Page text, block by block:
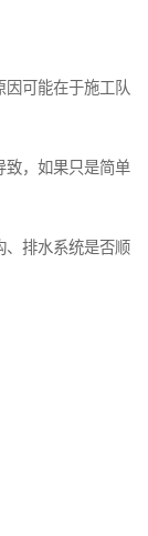
可能在于施工队
致，如果只是简单
、排水系统是否顺